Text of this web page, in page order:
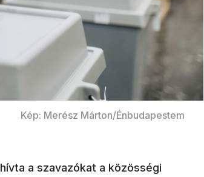
Kép: Merész Márton/Énbudapestem
hívta a szavazókat a közösségi